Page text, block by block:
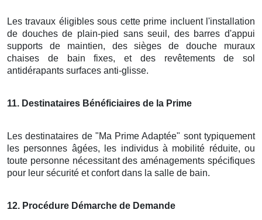
Les travaux éligibles sous cette prime incluent l'installation
de douches de plain-pied sans seuil, des barres d'appui
supports de maintien, des sièges de douche muraux
chaises de bain fixes, et des revêtements de sol
antidérapants surfaces anti-glisse.
11. Destinataires Bénéficiaires de la Prime
Les destinataires de "Ma Prime Adaptée" sont typiquement
les personnes âgées, les individus à mobilité réduite, ou
toute personne nécessitant des aménagements spécifiques
pour leur sécurité et confort dans la salle de bain.
12. Procédure Démarche de Demande